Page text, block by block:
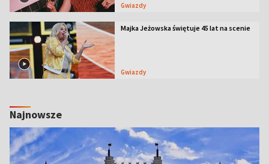
Gwiazdy
Majka Jeżowska świętuje 45 lat na scenie
Gwiazdy
Najnowsze